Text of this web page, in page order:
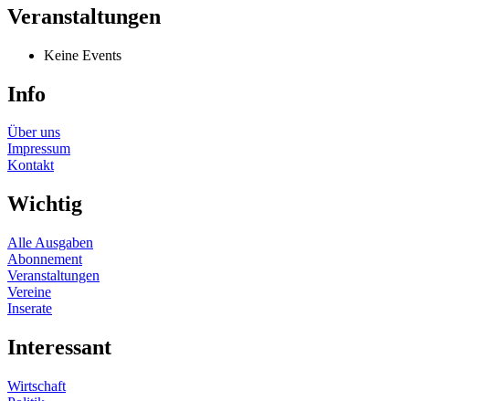
Veranstaltungen
Keine Events
Info
Über uns
Impressum
Kontakt
Wichtig
Alle Ausgaben
Abonnement
Veranstaltungen
Vereine
Inserate
Interessant
Wirtschaft